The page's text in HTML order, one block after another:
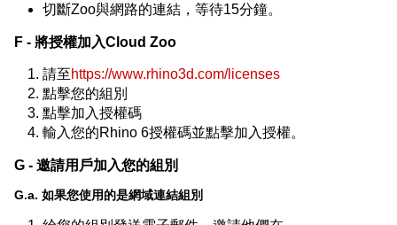
切斷Zoo與網路的連結，等待15分鐘。
F - 將授權加入Cloud Zoo
請至https://www.rhino3d.com/licenses
點擊您的組別
點擊加入授權碼
輸入您的Rhino 6授權碼並點擊加入授權。
G - 邀請用戶加入您的組別
G.a. 如果您使用的是網域連結組別